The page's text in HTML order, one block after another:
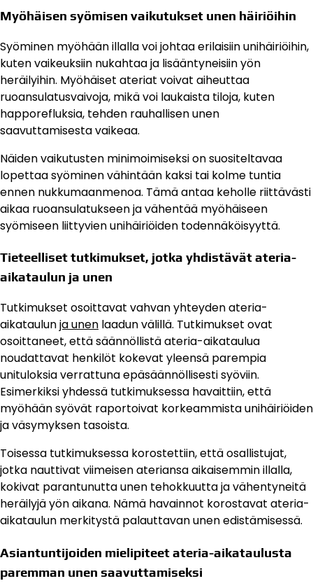
Myöhäisen syömisen vaikutukset unen häiriöihin
Syöminen myöhään illalla voi johtaa erilaisiin unihäiriöihin,
kuten vaikeuksiin nukahtaa ja lisääntyneisiin yön
heräilyihin. Myöhäiset ateriat voivat aiheuttaa
ruoansulatusvaivoja, mikä voi laukaista tiloja, kuten
happorefluksia, tehden rauhallisen unen
saavuttamisesta vaikeaa.
Näiden vaikutusten minimoimiseksi on suositeltavaa
lopettaa syöminen vähintään kaksi tai kolme tuntia
ennen nukkumaanmenoa. Tämä antaa keholle riittävästi
aikaa ruoansulatukseen ja vähentää myöhäiseen
syömiseen liittyvien unihäiriöiden todennäköisyyttä.
Tieteelliset tutkimukset, jotka yhdistävät ateria-
aikataulun ja unen
Tutkimukset osoittavat vahvan yhteyden ateria-
aikataulunja unen laadun välillä. Tutkimukset ovat
osoittaneet, että säännöllistä ateria-aikataulua
noudattavat henkilöt kokevat yleensä parempia
unituloksia verrattuna epäsäännöllisesti syöviin.
Esimerkiksi yhdessä tutkimuksessa havaittiin, että
myöhään syövät raportoivat korkeammista unihäiriöiden
ja väsymyksen tasoista.
Toisessa tutkimuksessa korostettiin, että osallistujat,
jotka nauttivat viimeisen ateriansa aikaisemmin illalla,
kokivat parantunutta unen tehokkuutta ja vähentyneitä
heräilyjä yön aikana. Nämä havainnot korostavat ateria-
aikataulun merkitystä palauttavan unen edistämisessä.
Asiantuntijoiden mielipiteet ateria-aikataulusta
paremman unen saavuttamiseksi